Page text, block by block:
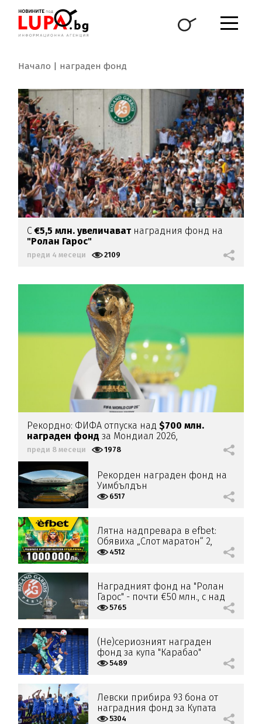
Начало награден фонд
С€5,5 млн. увеличаватнаградния фонд на
"Ролан Гарос"
преди 4 месеци 2109
Рекордно: ФИФА отпуска над $700 млн.
награден фонд за Мондиал 2026,
победителят получава 50
преди 8 месеци 1978
Рекорден награден фонд на
Уимбълдън
6517
Лятна надпревара в efbet:
Обявиха „Слот маратон“ 2,
наградният фонд е 7-
4512
Наградният фонд на "Ролан
Гарос" - почти €50 млн., с над
12% повече от миналата
5765
(Не)сериозният награден
фонд за купа "Карабао"
5489
Левски прибира 93 бона от
наградния фонд за Купата
5304